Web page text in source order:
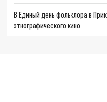
В Единый день фольклора в
этнографического кино